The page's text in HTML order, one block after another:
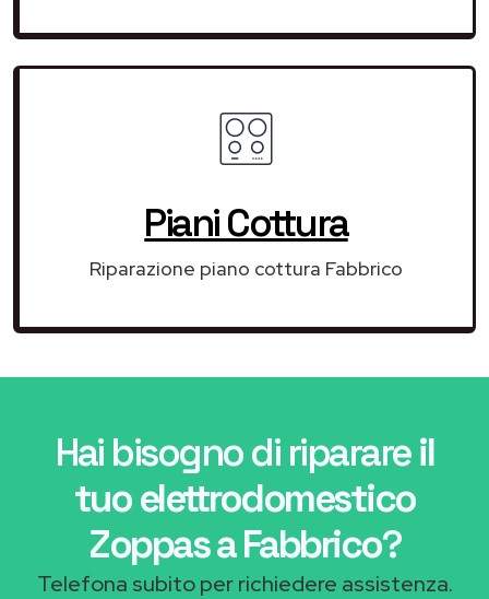
Piani Cottura
Riparazione piano cottura Fabbrico
Hai bisogno di riparareil
tuo elettrodomestico
Zoppas a Fabbrico?
Telefona subito per richiedere assistenza.